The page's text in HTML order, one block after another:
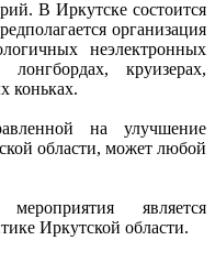
В Иркутске состоится
организация
неэлектронных
круизерах,
коньках.
на улучшение
области, может любой
является
Иркутской области.